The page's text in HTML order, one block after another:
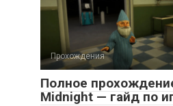
Прохождения
Полное
Midnight — гайд по